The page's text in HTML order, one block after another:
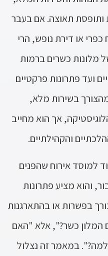
ותופסת תאוצה. אם בעבר
או דירת נופש, הרי
מלונות כשרים ברמות
ועד פתרונות פרקטיים
בשירות מלא,
אך הוא מחייב
והקהילתיים.
למוסד אירוח שהפנים
והוא מציע פתרונות
בפשרות או בהתארגנות
המלון כשר?", אלא "האם
במאמר זה נצלול